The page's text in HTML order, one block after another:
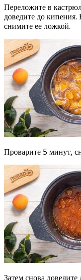
Переложите в
доведите до кипения.
снимите ее ложкой.
Проварите 5 минут,
Затем снова